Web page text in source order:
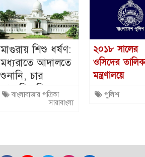
মাগুরায় শিশু ধর্ষণ:
মধ্যরাতে আদালতে
শুনানি, চার
আসামির রিমান্ড
মঞ্জুর
বাংলাবাজার পত্রিকা
সারাবাংলা
২০১৮ সালের
ওসিদের তালিকা
মন্ত্রণালয়ে
এবার রাতের
ভোটের ৬৩৯
পুলিশ